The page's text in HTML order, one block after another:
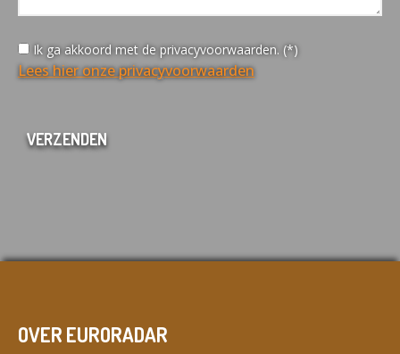
Ik ga akkoord met de privacyvoorwaarden. (*)
Lees hier onze privacyvoorwaarden
OVER EURORADAR